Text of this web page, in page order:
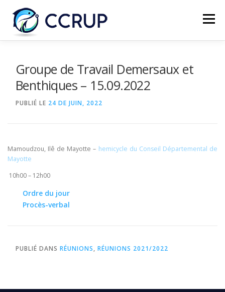
Menu
Groupe de Travail Demersaux et
Benthiques – 15.09.2022
PUBLIÉ LE 24 DE JUIN, 2022
Mamoudzou, Ilê de Mayotte – hemicycle du Conseil Départemental de
Mayotte
10h00 – 12h00
Ordre du jour
Procès-verbal
PUBLIÉ DANS RÉUNIONS, RÉUNIONS 2021/2022